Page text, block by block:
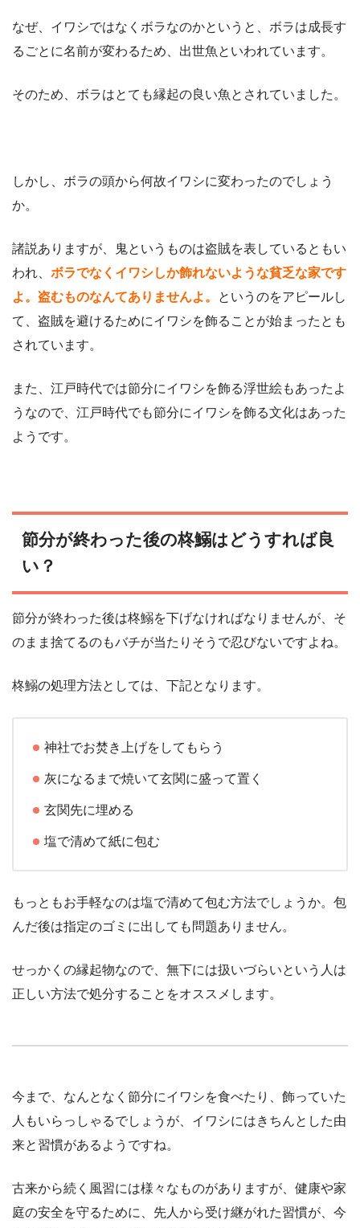
なぜ、イワシではなくボラなのかというと、ボラは成長す
るごとに名前が変わるため、出世魚といわれています。
そのため、ボラはとても縁起の良い魚とされていました。
しかし、ボラの頭から何故イワシに変わったのでしょう
か。
諸説ありますが、鬼というものは盗賊を表しているともい
われ、 ボラでなくイワシしか飾れないような貧乏な家です
よ。盗むものなんてありませんよ。
というのをアピールし
て、盗賊を避けるためにイワシを飾ることが始まったとも
されています。
また、江戸時代では節分にイワシを飾る浮世絵もあったよ
うなので、江戸時代でも節分にイワシを飾る文化はあった
ようです。
節分が終わった後の柊鰯はどうすれば良
い？
節分が終わった後は柊鰯を下げなければなりませんが、そ
のまま捨てるのもバチが当たりそうで忍びないですよね。
柊鰯の処理方法としては、下記となります。
神社でお焚き上げをしてもらう
灰になるまで焼いて玄関に盛って置く
玄関先に埋める
塩で清めて紙に包む
もっともお手軽なのは塩で清めて包む方法でしょうか。包
んだ後は指定のゴミに出しても問題ありません。
せっかくの縁起物なので、無下には扱いづらいという人は
正しい方法で処分することをオススメします。
今まで、なんとなく節分にイワシを食べたり、飾っていた
人もいらっしゃるでしょうが、イワシにはきちんとした由
来と習慣があるようですね。
古来から続く風習には様々なものがありますが、健康や家
庭の安全を守るために、先人から受け継がれた習慣が、今